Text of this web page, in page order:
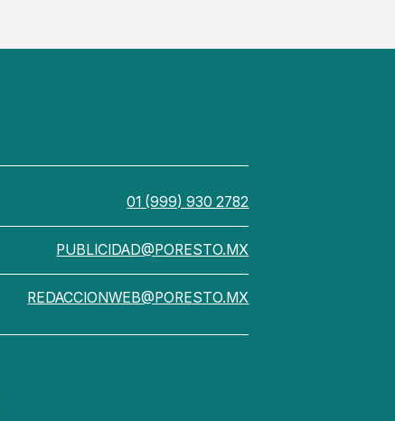
01 (999) 930 2782
PUBLICIDAD@PORESTO.MX
REDACCIONWEB@PORESTO.MX